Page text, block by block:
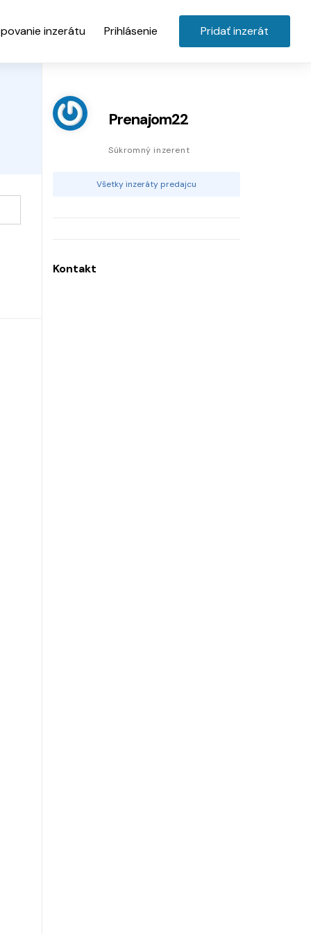
inzerátu Prihlásenie Pridať inzerát
Prenajom22
Súkromný inzerent
Všetky inzeráty predajcu
Kontakt